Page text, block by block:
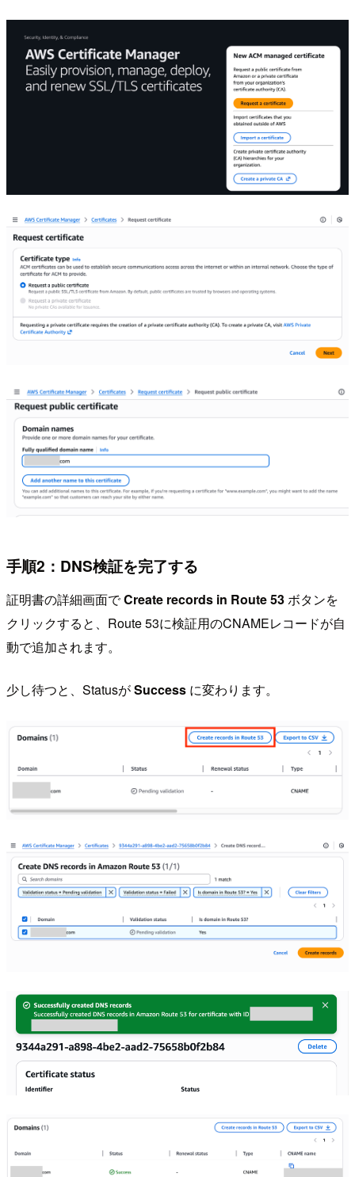
手順2：DNS検証を完了する
証明書の詳細画面でCreate records in Route 53ボタンを
クリックすると、Route 53に検証用のCNAMEレコードが自
動で追加されます。
少し待つと、StatusがSuccess に変わります。